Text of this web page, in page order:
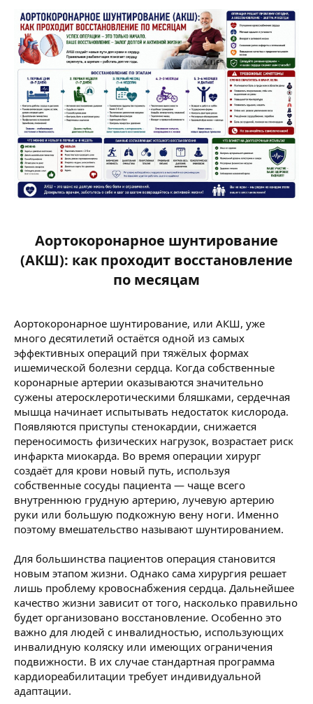
Аортокоронарное шунтирование
(АКШ): как проходит восстановление
по месяцам​
Аортокоронарное шунтирование, или АКШ, уже
много десятилетий остаётся одной из самых
эффективных операций при тяжёлых формах
ишемической болезни сердца. Когда собственные
коронарные артерии оказываются значительно
сужены атеросклеротическими бляшками, сердечная
мышца начинает испытывать недостаток кислорода.
Появляются приступы стенокардии, снижается
переносимость физических нагрузок, возрастает риск
инфаркта миокарда. Во время операции хирург
создаёт для крови новый путь, используя
собственные сосуды пациента — чаще всего
внутреннюю грудную артерию, лучевую артерию
руки или большую подкожную вену ноги. Именно
поэтому вмешательство называют шунтированием.
Для большинства пациентов операция становится
новым этапом жизни. Однако сама хирургия решает
лишь проблему кровоснабжения сердца. Дальнейшее
качество жизни зависит от того, насколько правильно
будет организовано восстановление. Особенно это
важно для людей с инвалидностью, использующих
инвалидную коляску или имеющих ограничения
подвижности. В их случае стандартная программа
кардиореабилитации требует индивидуальной
адаптации.